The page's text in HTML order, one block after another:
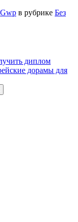
Gwp в рубрике Без
диплом
дорамы для